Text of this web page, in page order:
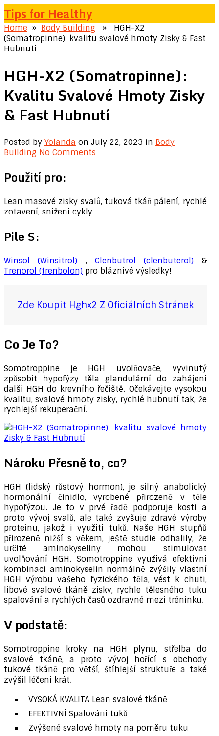
Tips for Healthy
Home » Body Building » HGH-X2
(Somatropinne): kvalitu svalové hmoty Zisky & Fast
Hubnutí
HGH-X2 (Somatropinne):
Kvalitu Svalové Hmoty Zisky
& Fast Hubnutí
Posted by Yolanda on July 22, 2023 in Body
Building No Comments
Použití pro:
Lean masové zisky svalů, tuková tkáň pálení, rychlé
zotavení, snížení cykly
Pile S:
Winsol (Winsitrol) ,Clenbutrol (clenbuterol) &
Trenorol (trenbolon) pro bláznivé výsledky!
Zde Koupit Hghx2 Z Oficiálních Stránek
Co Je To?
Somotroppine je HGH uvolňovače, vyvinutý
způsobit hypofýzy těla glandulární do zahájení
další HGH do krevního řečiště. Očekávejte vysokou
kvalitu, svalové hmoty zisky, rychlé hubnutí tak, že
rychlejší rekuperační.
Nároku Přesně to, co?
HGH (lidský růstový hormon), je silný anabolický
hormonální činidlo, vyrobené přirozeně v těle
hypofýzou. Je to v prvé řadě podporuje kosti a
proto vývoj svalů, ale také zvyšuje zdravé výroby
proteinu, jakož i využití tuků. Naše HGH stupňů
přirozeně nižší s věkem, ještě studie odhalily, že
určité aminokyseliny mohou stimulovat
uvolňování HGH. Somotroppine využívá efektivní
kombinaci aminokyselin normálně zvýšily vlastní
HGH výrobu vašeho fyzického těla, vést k chuti,
libové svalové tkáně zisky, rychle tělesného tuku
spalování a rychlých časů ozdravné mezi tréninku.
V podstatě:
Somotroppine kroky na HGH plynu, střelba do
svalové tkáně, a proto vývoj hořící s obchody
tukové tkáně pro větší, štíhlejší struktuře a také
zvýšil léčení krát.
VYSOKÁ KVALITA Lean svalové tkáně
EFEKTIVNÍ Spalování tuků
Zvýšené svalové hmoty na poměru tuku